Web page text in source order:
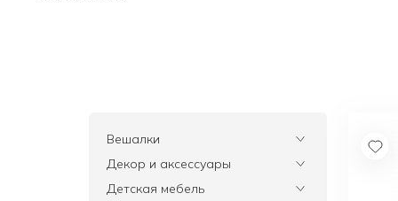
Вешалки
Все
Декор и аксессуары
Все
Детская мебель